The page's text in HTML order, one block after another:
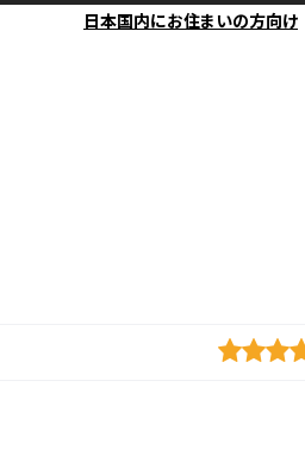
日本国内にお住まいの方向け